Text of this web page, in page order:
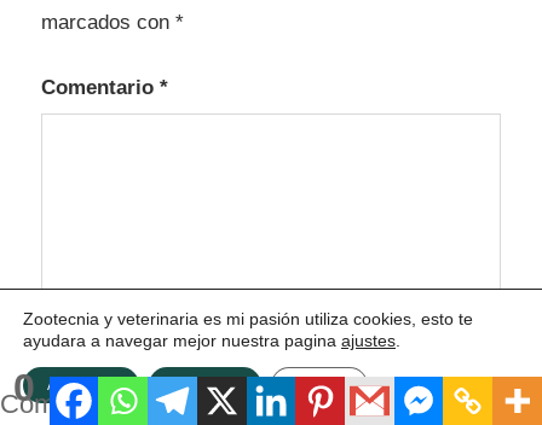
0
Compartidos
marcados con *
Comentario *
Zootecnia y veterinaria es mi pasión utiliza cookies, esto te
ayudara a navegar mejor nuestra pagina ajustes
ACEPTAR Rechazar Ajustes